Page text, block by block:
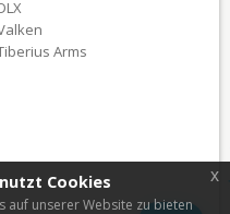
Arms
Cookies
auf unserer Website zu bieten
x